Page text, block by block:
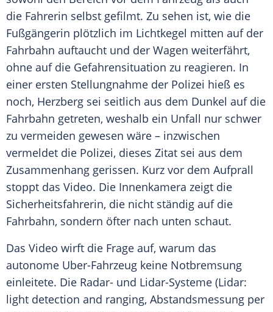
die Fahrerin selbst gefilmt. Zu sehen ist, wie die
Fußgängerin plötzlich im Lichtkegel mitten auf der
Fahrbahn auftaucht und der Wagen weiterfährt,
ohne auf die Gefahrensituation zu reagieren. In
einer ersten Stellungnahme der Polizei hieß es
noch, Herzberg sei seitlich aus dem Dunkel auf die
Fahrbahn getreten, weshalb ein Unfall nur schwer
zu vermeiden gewesen wäre – inzwischen
vermeldet die Polizei, dieses Zitat sei aus dem
Zusammenhang gerissen. Kurz vor dem Aufprall
stoppt das Video. Die Innenkamera zeigt die
Sicherheitsfahrerin, die nicht ständig auf die
Fahrbahn, sondern öfter nach unten schaut.
Das Video wirft die Frage auf, warum das
autonome Uber-Fahrzeug keine Notbremsung
einleitete. Die Radar- und Lidar-Systeme (Lidar:
light detection and ranging, Abstandsmessung per